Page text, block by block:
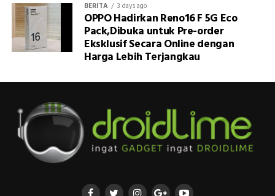
BERITA 3 days ago
OPPO Hadirkan Reno16 F 5G Eco
Pack,Dibuka untuk Pre-order
Eksklusif Secara Online dengan
Harga Lebih Terjangkau